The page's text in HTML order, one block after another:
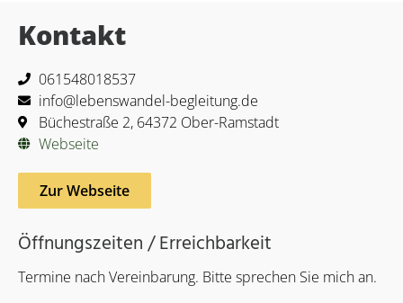
Kontakt
061548018537
info@lebenswandel-begleitung.de
Büchestraße 2, 64372 Ober-Ramstadt
Webseite
Zur Webseite
Öffnungszeiten / Erreichbarkeit
Termine nach Vereinbarung. Bitte sprechen Sie mich an.